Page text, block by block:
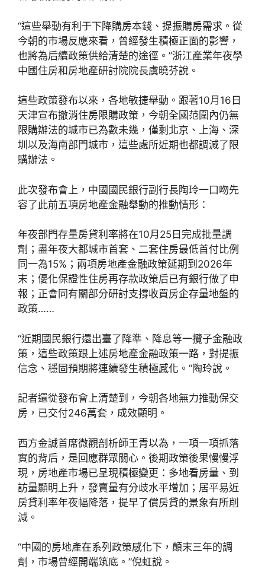
“這些舉動有利于下降購房本錢、提振購房需求。從
今朝的市場反應來看，曾經發生積極正面的影響，
也將為后續政策供給清楚的途徑。”浙江產業年夜學
中國住房和房地產研討院院長虞曉芬說。
這些政策發布以來，各地敏捷舉動。跟著10月16日
天津宣布撤消住房限購政策，今朝全國范圍內仍無
限購辦法的城市已為數未幾，僅剩北京、上海、深
圳以及海南部門城市，這些處所近期也都調減了限
購辦法。
此次發布會上，中國國民銀行副行長陶玲一口吻先
容了此前五項房地產金融舉動的推動情形：
年夜部門存量房貸利率將在10月25日完成批量調
劑；盡年夜大都城市首套、二套住房最低首付比例
同一為15%；兩項房地產金融政策延期到2026年
末；優化保證性住房再存款政策后已有銀行做了申
報；正會同有關部分研討支撐收買房企存量地盤的
政策……
“近期國民銀行還出臺了降準、降息等一攬子金融政
策，這些政策跟上述房地產金融政策一路，對提振
信念、穩固預期將連續發生積極感化。”陶玲說。
記者還從發布會上清楚到，今朝各地無力推動保交
房，已交付246萬套，成效顯明。
西方金誠首席微觀剖析師王青以為，一項一項抓落
實的背后，是回應群眾關心。後期政策後果慢慢浮
現，房地產市場已呈現積極變更：多地看房量、到
訪量顯明上升，發賣量有分歧水平增加；居平易近
房貸利率年夜幅降落，提早了償房貸的景象有所削
減。
“中國的房地產在系列政策感化下，顛末三年的調
劑，市場曾經開端筑底。”倪虹說。